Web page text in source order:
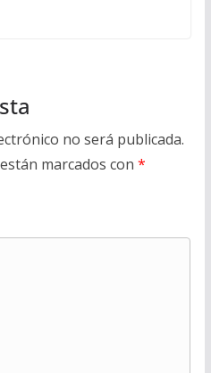
no será publicada.
marcados con *